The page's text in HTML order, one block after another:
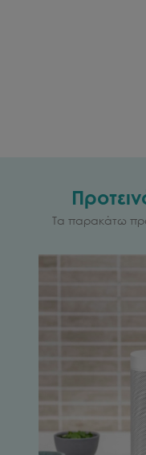
Τα παρακάτω